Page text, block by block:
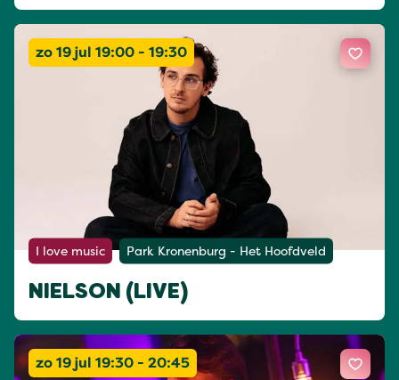
zo 19 jul 19:00 - 19:30
I love music Park Kronenburg - Het Hoofdveld
NIELSON (LIVE)
zo 19 jul 19:30 - 20:45